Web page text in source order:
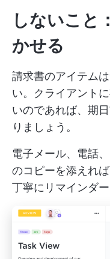
しないこと
かせる
請求書のアイテム
い。クライアント
いのであれば、期
りましょう。
電子メール、電話
のコピーを添えれ
丁寧にリマインダ